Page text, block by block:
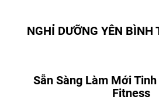
NGHỈ DƯỠNG YÊN BÌNH
Sẵn Sàng Làm Mới
Fitness